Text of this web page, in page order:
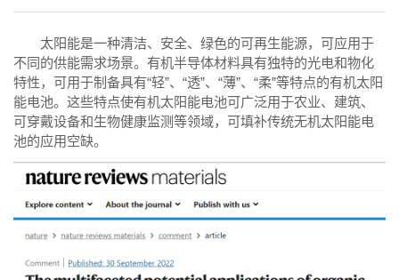
太阳能是一种清洁、安全、绿色的可再生能源，可应用于
不同的供能需求场景。有机半导体材料具有独特的光电和物化
特性，可用于制备具有“轻”、“透”、“薄”、“柔”等特点的有机太阳
能电池。这些特点使有机太阳能电池可广泛用于农业、建筑、
可穿戴设备和生物健康监测等领域，可填补传统无机太阳能电
池的应用空缺。